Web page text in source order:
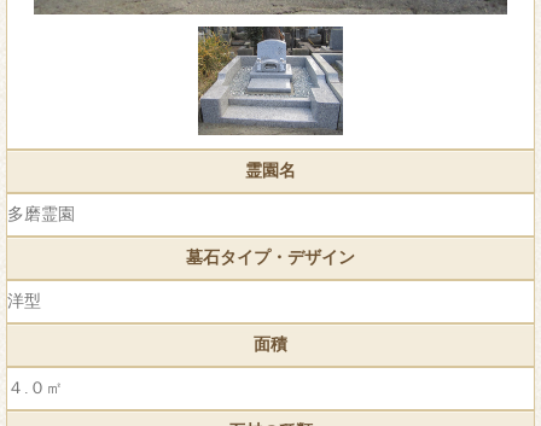
霊園名
多磨霊園
墓石タイプ・デザイン
洋型
面積
４.０㎡